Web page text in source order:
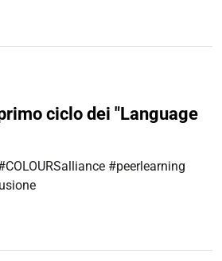
ciclo dei "Language
#peerlearning